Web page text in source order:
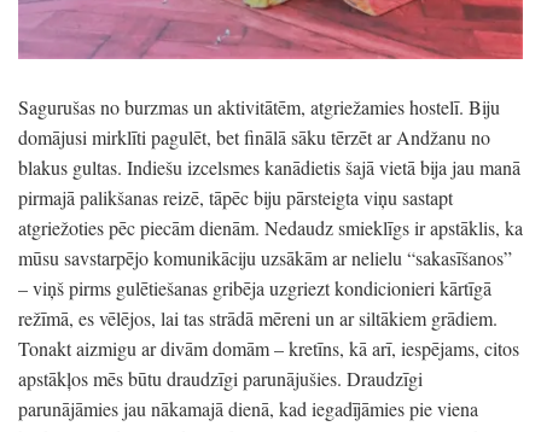
Sagurušas no burzmas un aktivitātēm, atgriežamies hostelī. Biju
domājusi mirklīti pagulēt, bet finālā sāku tērzēt ar Andžanu no
blakus gultas. Indiešu izcelsmes kanādietis šajā vietā bija jau manā
pirmajā palikšanas reizē, tāpēc biju pārsteigta viņu sastapt
atgriežoties pēc piecām dienām. Nedaudz smieklīgs ir apstāklis, ka
mūsu savstarpējo komunikāciju uzsākām ar nelielu “sakasīšanos”
– viņš pirms gulētiešanas gribēja uzgriezt kondicionieri kārtīgā
režīmā, es vēlējos, lai tas strādā mēreni un ar siltākiem grādiem.
Tonakt aizmigu ar divām domām – kretīns, kā arī, iespējams, citos
apstākļos mēs būtu draudzīgi parunājušies. Draudzīgi
parunājāmies jau nākamajā dienā, kad iegadījāmies pie viena